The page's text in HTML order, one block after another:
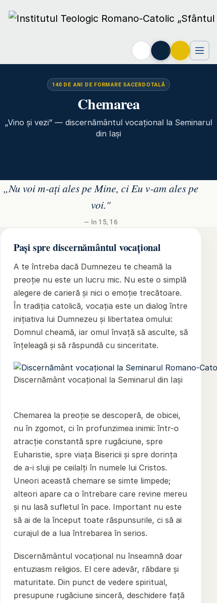
140 DE ANI DE FORMARE SACERDOTALĂ
Chemarea
„Vino și vezi” — discernământul vocațional la Seminarul
din Iași
„Nu voi m-ați ales pe Mine, ci Eu v-am ales pe
voi."
— In 15, 16
Pași spre discernământul vocațional
A te întreba dacă Dumnezeu te cheamă la
preoție nu este un lucru mic. Nu este o simplă
alegere de carieră și nici o emoție trecătoare.
În tradiția catolică, vocația este un dialog între
inițiativa lui Dumnezeu și libertatea omului:
Domnul cheamă, iar omul învață să asculte, să
înțeleagă și să răspundă cu sinceritate.
Discernământ vocațional la Seminarul din Iași
Chemarea la preoție se descoperă, de obicei,
nu în zgomot, ci în profunzimea inimii: într-o
atracție constantă spre rugăciune, spre
Euharistie, spre viața Bisericii și spre dorința
de a-i sluji pe ceilalți în numele lui Cristos.
Uneori această chemare se simte limpede;
alteori apare ca o întrebare care revine mereu
și nu lasă sufletul în pace. Important nu este
să ai de la început toate răspunsurile, ci să ai
curajul de a lua întrebarea în serios.
Discernământul vocațional nu înseamnă doar
entuziasm religios. El cere adevăr, răbdare și
maturitate. Din punct de vedere spiritual,
presupune rugăciune sinceră, deschidere față